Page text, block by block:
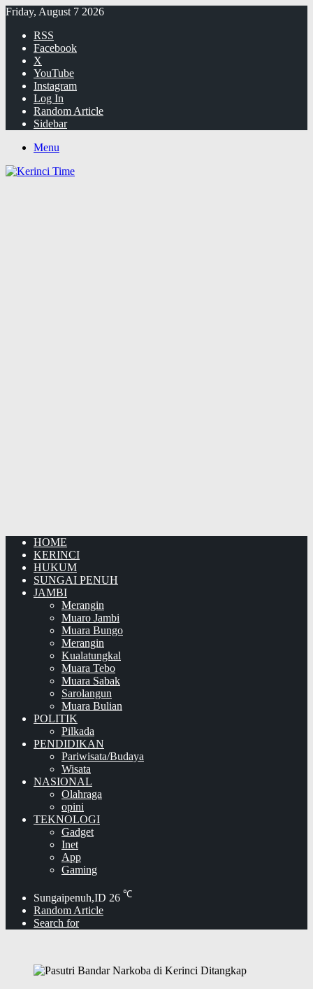
Friday, August 7 2026
RSS
Facebook
X
YouTube
Instagram
Log In
Random Article
Sidebar
Menu
HOME
KERINCI
HUKUM
SUNGAI PENUH
JAMBI
Merangin
Muaro Jambi
Muara Bungo
Merangin
Kualatungkal
Muara Tebo
Muara Sabak
Sarolangun
Muara Bulian
POLITIK
Pilkada
PENDIDIKAN
Pariwisata/Budaya
Wisata
NASIONAL
Olahraga
opini
TEKNOLOGI
Gadget
Inet
App
Gaming
Sungaipenuh,ID 26 ℃
Random Article
Search for